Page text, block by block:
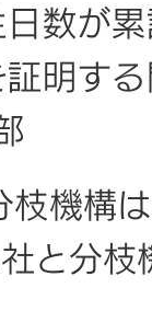
数が
明す
機構
と分